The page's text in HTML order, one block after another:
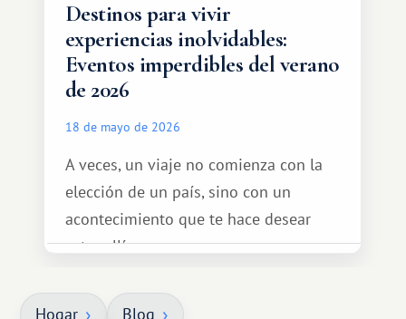
Destinos para vivir
experiencias inolvidables:
Eventos imperdibles del verano
de 2026
18 de mayo de 2026
A veces, un viaje no comienza con la
elección de un país, sino con un
acontecimiento que te hace desear
estar allí...
Hogar Blog